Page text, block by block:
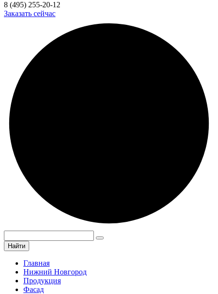
8 (495) 255-20-12
Заказать сейчас
Найти
Главная
Нижний Новгород
Продукция
Фасад